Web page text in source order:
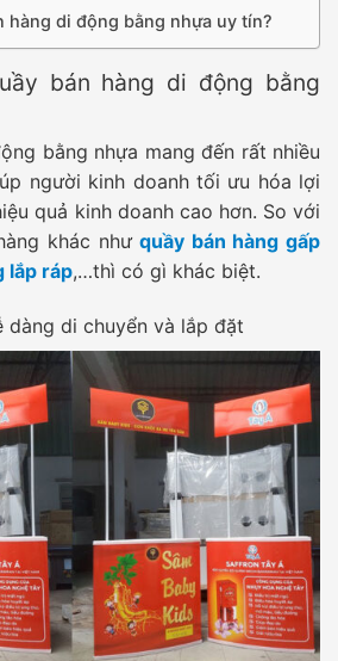
hàng di động bằng nhựa uy tín?
bán hàng di động bằng
bằng nhựa mang đến rất nhiều
người kinh doanh tối ưu hóa lợi
quả kinh doanh cao hơn. So với
khác nhưquầy bán hàng gấp
lắp ráp,…thì có gì khác biệt.
dàng di chuyển và lắp đặt